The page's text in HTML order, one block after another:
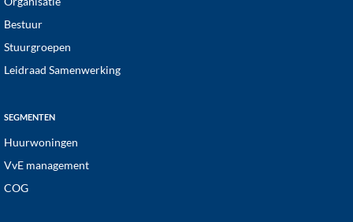
Bestuur
Stuurgroepen
Leidraad Samenwerking
SEGMENTEN
Huurwoningen
VvE management
COG